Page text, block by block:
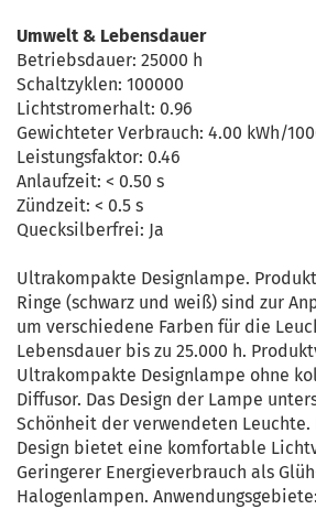
Umwelt & Lebensdauer
Betriebsdauer: 25000 h
Schaltzyklen: 100000
Lichtstromerhalt: 0.96
Gewichteter Verbrauch: 4.00 kWh/
Leistungsfaktor: 0.46
Anlaufzeit: < 0.50 s
Zündzeit: < 0.5 s
Quecksilberfrei: Ja
Ultrakompakte Designlampe.
Ringe (schwarz und weiß) sind zur
um verschiedene Farben für die
Lebensdauer bis zu 25.000 h.
Ultrakompakte Designlampe ohne
Diffusor. Das Design der Lampe
Schönheit der verwendeten Leuchte.
Design bietet eine komfortable
Geringerer Energieverbrauch als
Halogenlampen.